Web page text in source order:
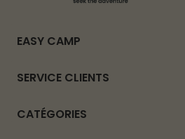
EASY CAMP
SERVICE CLIENTS
CATÉGORIES